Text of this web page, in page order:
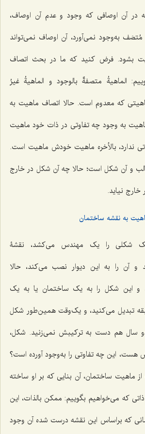
در آن اوصافى که وجود و عدم آن اوصاف،
به‌وجود نمى‌آورد، آن اوصاف نمى‌تواند
بشود. فرض کنید که ما در بحث اتصاف
الماهیةُ متصفةٌ بالوجود و الماهیةُ غیرُ
که معدوم است. حالا اتصاف ماهیت به
به وجود چه تفاوتى در ذات خود ماهیت
ندارد، بالأخره ماهیت خودش ماهیت است.
و آن شکل است؛ حالا چه آن شکل در خارج
نیاید.
به نقشه ساختمان
شکلى را یک مهندس مى‌کشد، نقشۀ
و آن را به این دیوار نصب مى‌کند، حالا
و این شکل را به یک ساختمان یا به یک
تبدیل مى‌کنید، و یک‌وقت همین‌طور شکل
سال هم دست به ترکیبش نمى‌زنید. شکل،
این چه تفاوتى را به‌وجود آورده است؟
ماهیت ساختمان، آن بنایى که بر او ساخته
که مى‌خواهیم بگوییم: ممکن بالذات، این
که براساس این نقشه درست شده آن وجود